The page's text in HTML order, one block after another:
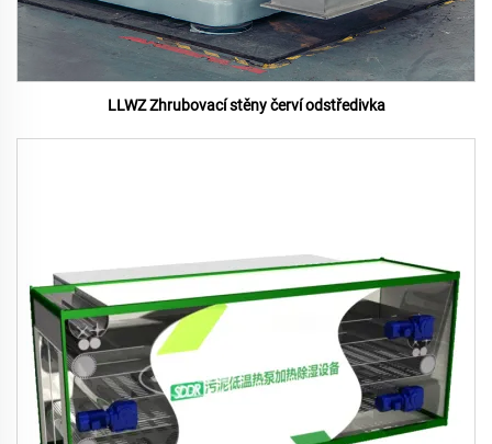
LLWZ Zhrubovací stěny červí odstředivka